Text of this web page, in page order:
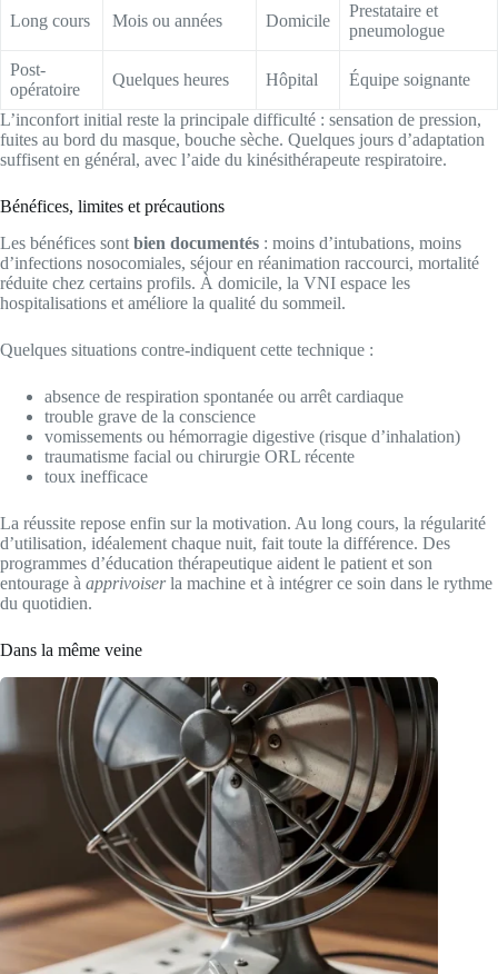
Long cours Mois ou années Domicile
Prestataire et
pneumologue
Post-
opératoire
Quelques heures Hôpital Équipe soignante
L’inconfort initial reste la principale difficulté : sensation de pression,
fuites au bord du masque, bouche sèche. Quelques jours d’adaptation
suffisent en général, avec l’aide du kinésithérapeute respiratoire.
Bénéfices, limites et précautions
Les bénéfices sont bien documentés : moins d’intubations, moins
d’infections nosocomiales, séjour en réanimation raccourci, mortalité
réduite chez certains profils. À domicile, la VNI espace les
hospitalisations et améliore la qualité du sommeil.
Quelques situations contre-indiquent cette technique :
absence de respiration spontanée ou arrêt cardiaque
trouble grave de la conscience
vomissements ou hémorragie digestive (risque d’inhalation)
traumatisme facial ou chirurgie ORL récente
toux inefficace
La réussite repose enfin sur la motivation. Au long cours, la régularité
d’utilisation, idéalement chaque nuit, fait toute la différence. Des
programmes d’éducation thérapeutique aident le patient et son
entourage à apprivoiserla machine et à intégrer ce soin dans le rythme
du quotidien.
Dans la même veine